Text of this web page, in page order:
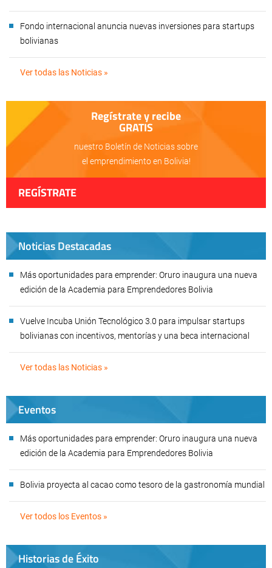
Fondo internacional anuncia nuevas inversiones para startups
bolivianas
Ver todas las Noticias »
Regístrate y recibe
GRATIS
nuestro Boletín de Noticias sobre
el emprendimiento en Bolivia!
REGÍSTRATE
Noticias Destacadas
Más oportunidades para emprender: Oruro inaugura una nueva
edición de la Academia para Emprendedores Bolivia
Vuelve Incuba Unión Tecnológico 3.0 para impulsar startups
bolivianas con incentivos, mentorías y una beca internacional
Ver todas las Noticias »
Eventos
Más oportunidades para emprender: Oruro inaugura una nueva
edición de la Academia para Emprendedores Bolivia
Bolivia proyecta al cacao como tesoro de la gastronomía mundial
Ver todos los Eventos »
Historias de Éxito